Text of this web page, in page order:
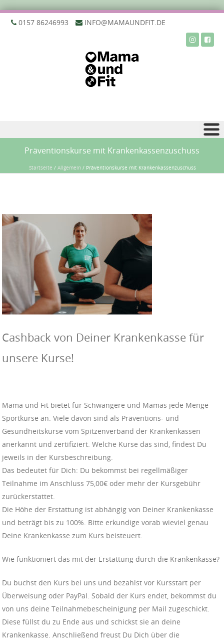
‭0157 86246993‬ INFO@MAMAUNDFIT.DE
Präventionskurse mit Krankenkassenzuschuss
Startseite / Allgemein/ Präventionskurse mit Krankenkassenzuschuss
Cashback von Deiner Krankenkasse für
unsere Kurse!
Mama und Fit bietet für Schwangere und Mamas jede Menge
Sportkurse an. Viele davon sind als Präventions- und
Gesundheitskurse vom Spitzenverband der Krankenkassen
anerkannt und zertifiziert. Welche Kurse das sind, findest Du
jeweils in der Kursbeschreibung.
Das bedeutet für Dich: Du bekommst bei regellmäßiger
Teilnahme im Anschluss 75,00€ oder mehr der Kursgebühr
zurückerstattet.
Die Höhe der Erstattung ist abhängig von Deiner Krankenkasse
und beträgt bis zu 100%. Bitte erkundige vorab wieviel genau
Deine Krankenkasse zum Kurs beisteuert.
Wie funktioniert das mit der Erstattung durch die Krankenkasse?
Du buchst den Kurs bei uns und bezahlst vor Kursstart per
Überweisung oder PayPal. Sobald der Kurs endet, bekommst du
von uns deine Teilnahmebescheinigung per Mail zugeschickt.
Diese füllst du zu Ende aus und schickst sie an deine
Krankenkasse. Anschließend freust Du Dich über die